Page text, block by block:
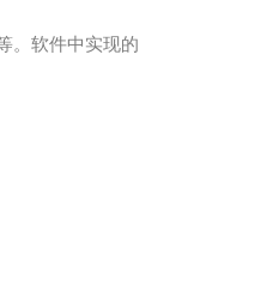
。软件中实现的